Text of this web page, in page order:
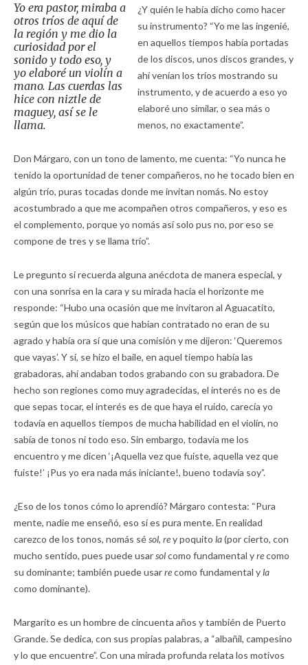
Yo era pastor, miraba a
otros tríos de aquí de
la región y me dio la
curiosidad por el
sonido y todo eso, y
yo elaboré un violín a
mano. Las cuerdas las
hice con niztle de
maguey, así se le
llama.
¿Y quién le había dicho como hacer
su instrumento? “Yo me las ingenié,
en aquellos tiempos había portadas
de los discos, unos discos grandes, y
ahí venían los tríos mostrando su
instrumento, y de acuerdo a eso yo
elaboré uno similar, o sea más o
menos, no exactamente”.
Don Márgaro, con un tono de lamento, me cuenta: “Yo nunca he
tenido la oportunidad de tener compañeros, no he tocado bien en
algún trío, puras tocadas donde me invitan nomás. No estoy
acostumbrado a que me acompañen otros compañeros, y eso es
el complemento, porque yo nomás así solo pus no, por eso se
compone de tres y se llama trío”.
Le pregunto si recuerda alguna anécdota de manera especial, y
con una sonrisa en la cara y su mirada hacia el horizonte me
responde: “Hubo una ocasión que me invitaron al Aguacatito,
según que los músicos que habían contratado no eran de su
agrado y había ora sí que una comisión y me dijeron: ‘Queremos
que vayas’. Y sí, se hizo el baile, en aquel tiempo había las
grabadoras, ahí andaban todos grabando con su grabadora. De
hecho son regiones como muy agradecidas, el interés no es de
que sepas tocar, el interés es de que haya el ruido, carecía yo
todavía en aquellos tiempos de mucha habilidad en el violín, no
sabía de tonos ni todo eso. Sin embargo, todavía me los
encuentro y me dicen ‘¡Aquella vez que fuiste, aquella vez que
fuiste!’ ¡Pus yo era nada más iniciante!, bueno todavía soy”.
¿Eso de los tonos cómo lo aprendió? Márgaro contesta: “Pura
mente, nadie me enseñó, eso sí es pura mente. En realidad
carezco de los tonos, nomás sésol, rey poquito la(por cierto, con
mucho sentido, pues puede usarsolcomo fundamental yrecomo
su dominante; también puede usarrecomo fundamental yla
como dominante).
Margarito es un hombre de cincuenta años y también de Puerto
Grande. Se dedica, con sus propias palabras, a “albañil, campesino
y lo que encuentre”. Con una mirada profunda relata los motivos